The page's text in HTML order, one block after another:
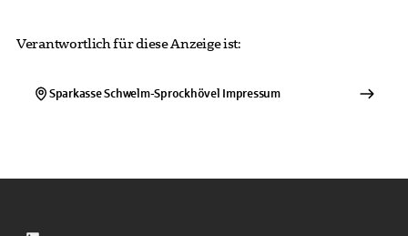
Verantwortlich für diese Anzeige ist:
Sparkasse Schwelm-Sprockhövel Impressum